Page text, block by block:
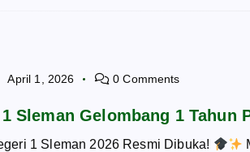
April 1, 2026 0 Comments
Sleman Gelombang 1 Tahun
1 Sleman 2026 Resmi Dibuka!